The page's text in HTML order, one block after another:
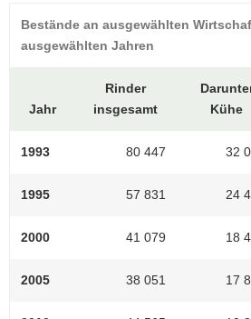
Bestände an ausgewählten
ausgewählten Jahren
Jahr
Rinder
insgesamt
Kühe
1993 80 447 32
1995 57 831 24
2000 41 079 18
2005 38 051 17